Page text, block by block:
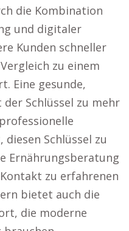
die Kombination
und digitaler
Kunden schneller
zu einem
Eine gesunde,
Schlüssel zu mehr
Schlüssel zu
Ernährungsberatung
zu erfahrenen
bietet auch die
die moderne